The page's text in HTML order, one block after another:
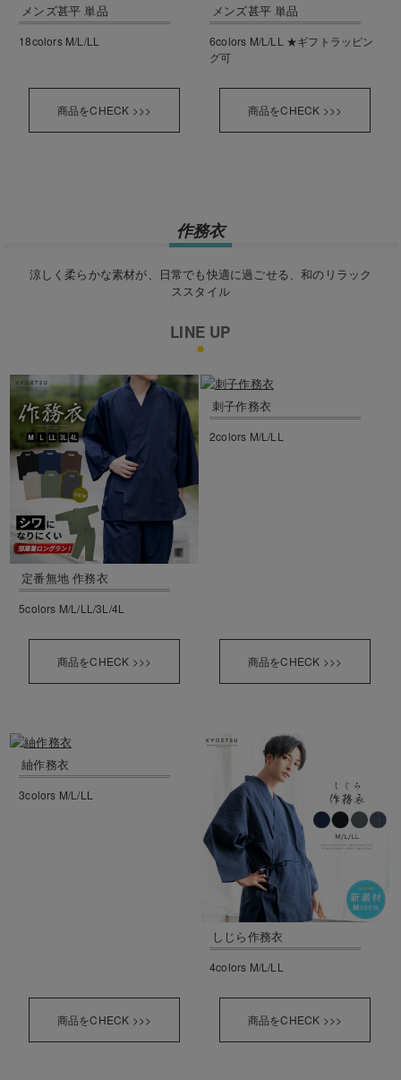
メンズ甚平 単品
18colors M/L/LL
商品をCHECK >>>
メンズ甚平 単品
6colors M/L/LL ★ギフトラッピン
グ可
商品をCHECK >>>
作務衣
涼しく柔らかな素材が、日常でも快適に過ごせる、和のリラック
ススタイル
LINE UP
定番無地 作務衣
5colors M/L/LL/3L/4L
商品をCHECK >>>
刺子作務衣
2colors M/L/LL
商品をCHECK >>>
紬作務衣
3colors M/L/LL
商品をCHECK >>>
しじら作務衣
4colors M/L/LL
商品をCHECK >>>